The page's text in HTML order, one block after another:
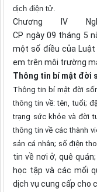
dịch điện tử.
Chương IV
CP ngày09 tháng 5
một số điều của
em trên môi trường
Thông tin bí mật đời
Thông tin bí mật đời
thông tin về: tên, tuổi;
trạng sức khỏe và đời
thông tin về các thành
sản cá nhân; số điện
tin về nơi ở, quê
học tập và các mối
dịch vụ cung cấp cho